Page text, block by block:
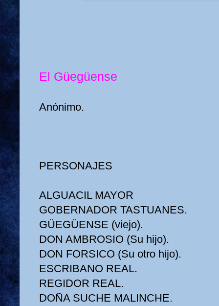
El Güegüense
Anónimo.
PERSONAJES
ALGUACIL MAYOR
GOBERNADOR TASTUANES.
GÜEGÜENSE (viejo).
DON AMBROSIO (Su hijo).
DON FORSICO (Su otro hijo).
ESCRIBANO REAL.
REGIDOR REAL.
DOÑA SUCHE MALINCHE.